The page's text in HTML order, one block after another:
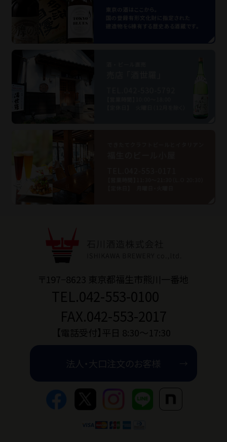
〒197−8623 東京都福生市熊川一番地
TEL.042-553-0100
FAX.042-553-2017
【電話受付】平日 8:30〜17:30